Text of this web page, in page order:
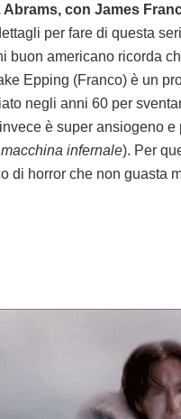
con James
per fare di questa
buon americano ricorda
Epping (Franco) è un
negli anni 60 per
è super ansiogeno
infernale). Per
di horror che non guasta